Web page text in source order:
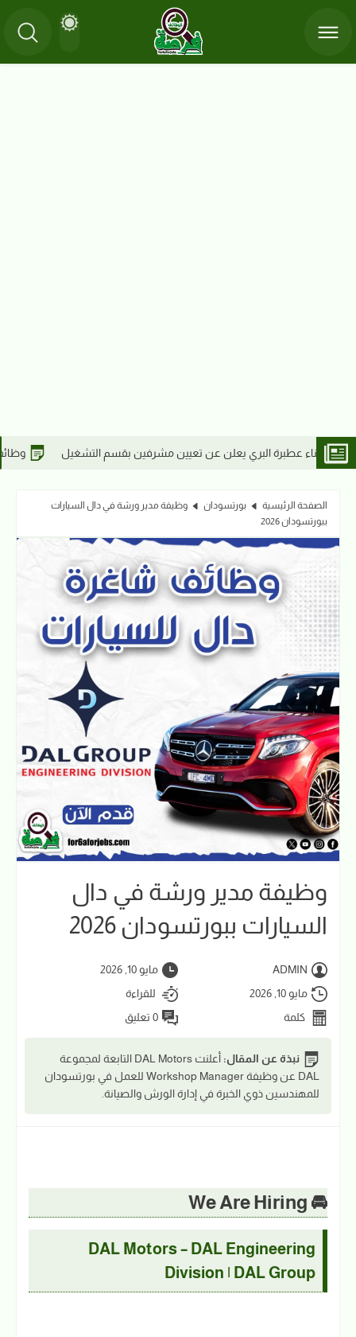
وظائف السودان | إعلان تجنيد القطاع
الصفحة الرئيسية بورتسودان
وظيفة مدير ورشة في دال السيارات
ببورتسودان 2026
وظيفة مدير ورشة في دال
السيارات ببورتسودان 2026
ADMIN
مايو 10, 2026
مايو 10, 2026
للقراءة
كلمة
0 تعليق
نبذة عن المقال:
أعلنت DAL Motors التابعة لمجموعة
DAL عن وظيفة Workshop Manager للعمل في بورتسودان
للمهندسين ذوي الخبرة في إدارة الورش والصيانة.
🚘 We Are Hiring
DAL Motors – DAL Engineering
Division | DAL Group